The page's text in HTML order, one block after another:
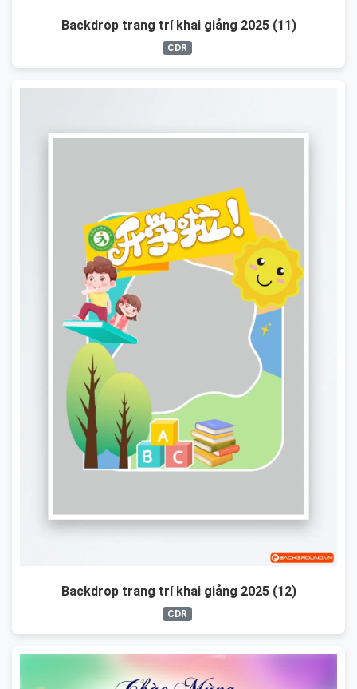
Backdrop trang trí khai giảng 2025 (11)
CDR
Backdrop trang trí khai giảng 2025 (12)
CDR